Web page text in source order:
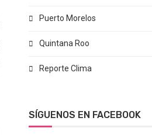
Puerto Morelos
Quintana Roo
Reporte Clima
SÍGUENOS EN FACEBOOK